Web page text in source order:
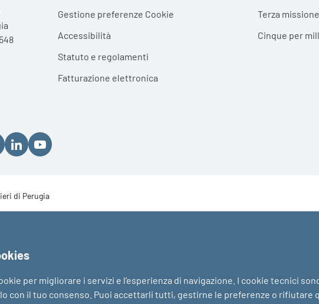
Gestione preferenze Cookie
Accessibilità
Statuto e regolamenti
Fatturazione elettronica
Terza missione
Cinque per
di Perugia
per migliorare i servizi e l’esperienza di navigazione. I cookie tecnici
con il tuo consenso. Puoi accettarli tutti, gestirne le preferenze o rifiutare